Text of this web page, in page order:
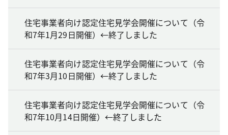
住宅事業者向け認定住宅見学会開催について（令
和7年1月29日開催）←終了しました
住宅事業者向け認定住宅見学会開催について（令
和7年3月10日開催）←終了しました
住宅事業者向け認定住宅見学会開催について（令
和7年10月14日開催）←終了しました